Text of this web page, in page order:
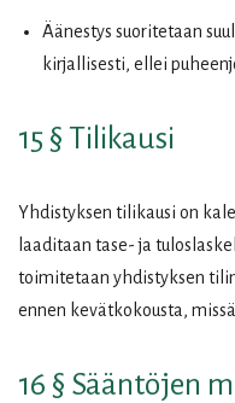
Äänestys suoritetaan
kirjallisesti, ellei
15 § Tilikausi
Yhdistyksen tilikausi on
laaditaan tase- ja
toimitetaan yhdistyksen
ennen kevätkokousta,
16 § Sääntöjen